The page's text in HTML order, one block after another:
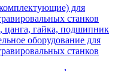
для
станков
гайка, подшипник
оборудование для
станков